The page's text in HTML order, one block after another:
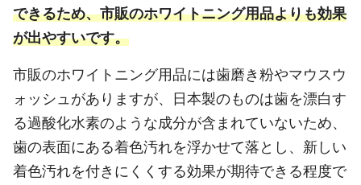
できるため、市販のホワイトニング用品よりも効果
が出やすいです。
市販のホワイトニング用品には歯磨き粉やマウスウ
ォッシュがありますが、日本製のものは歯を漂白す
る過酸化水素のような成分が含まれていないため、
歯の表面にある着色汚れを浮かせて落とし、新しい
着色汚れを付きにくくする効果が期待できる程度で